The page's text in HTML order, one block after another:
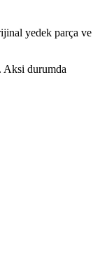
yedek parça ve
Aksi durumda